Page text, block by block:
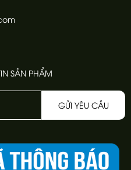
SẢN PHẨM
GỬI YÊU CẦU